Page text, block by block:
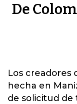
De
Los creadores
hecha en
de solicitud de